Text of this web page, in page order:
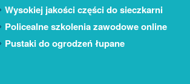
Wysokiej jakości części do sieczkarni
Policealne szkolenia zawodowe online
Pustaki do ogrodzeń łupane